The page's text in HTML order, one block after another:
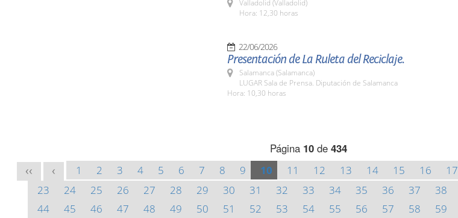
Valladolid (Valladolid)
Hora: 12,30 horas
22/06/2026
Presentación de La Ruleta del Reciclaje.
Salamanca (Salamanca)
LUGAR Sala de Prensa. Diputación de Salamanca
Hora: 10,30 horas
Página 10 de 434
<< < 1 2 3 4 5 6 7 8 9 10 11 12 13 14 15 16 17
23
24 25 26 27 28 29 30 31 32 33 34 35 36 37 38
44
45 46 47 48 49 50 51 52 53 54 55 56 57 58 59